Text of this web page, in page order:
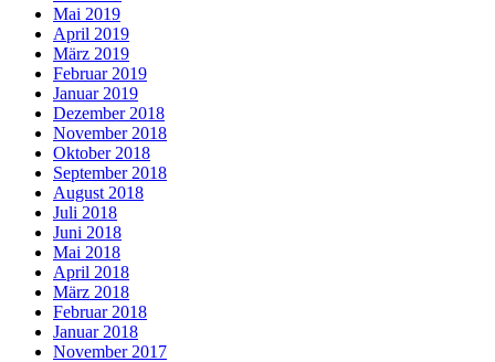
Mai 2019
April 2019
März 2019
Februar 2019
Januar 2019
Dezember 2018
November 2018
Oktober 2018
September 2018
August 2018
Juli 2018
Juni 2018
Mai 2018
April 2018
März 2018
Februar 2018
Januar 2018
November 2017